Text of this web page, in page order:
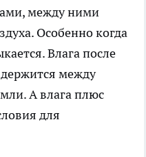
между ними
Особенно когда
Влага после
между
А влага плюс
для